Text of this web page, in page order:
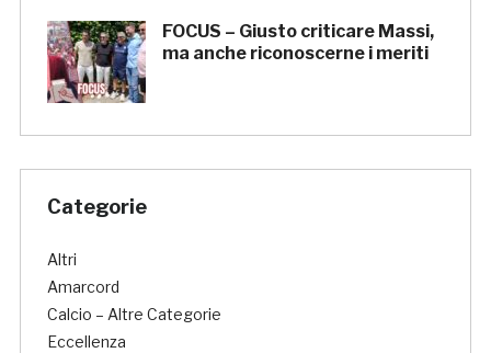
FOCUS – Giusto criticare Massi,
ma anche riconoscerne i meriti
Categorie
Altri
Amarcord
Calcio – Altre Categorie
Eccellenza